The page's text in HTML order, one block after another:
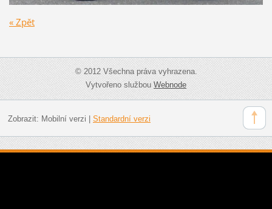
« Zpět
© 2012 Všechna práva vyhrazena.
Vytvořeno službouWebnode
Zobrazit: Mobilní verzi Standardní verzi